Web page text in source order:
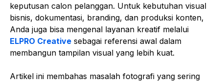
keputusan calon pelanggan. Untuk kebutuhan visual
bisnis, dokumentasi, branding, dan produksi konten,
Anda juga bisa mengenal layanan kreatif melalui
ELPRO Creative sebagai referensi awal dalam
membangun tampilan visual yang lebih kuat.
Artikel ini membahas masalah fotografi yang sering